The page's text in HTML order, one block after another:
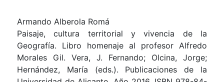
Armando Alberola Romá
Paisaje, cultura territorial y vivencia de la
Geografía. Libro homenaje al profesor Alfredo
Morales Gil. Vera, J. Fernando; Olcina, Jorge;
Hernández, María (eds.). Publicaciones de la